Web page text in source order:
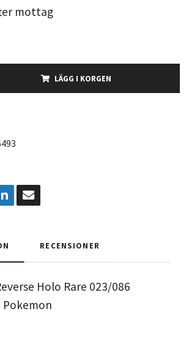
mottag
LÄGG I KORGEN
RECENSIONER
Holo Rare 023/086
Pokemon